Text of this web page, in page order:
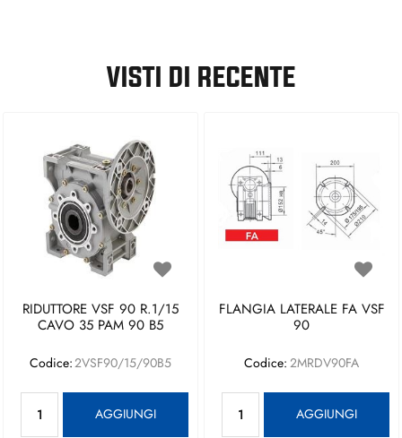
VISTI DI RECENTE
RIDUTTORE VSF 90 R.1/15
CAVO 35 PAM 90 B5
Codice:2VSF90/15/90B5
AGGIUNGI
FLANGIA LATERALE FA VSF
90
Codice: 2MRDV90FA
AGGIUNGI